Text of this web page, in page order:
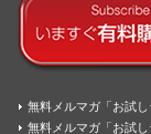
無料メルマガ「お試
無料メルマガ「お試